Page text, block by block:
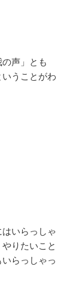
声」とも
いうことがわ
いらっしゃ
りたいこと
らっしゃっ